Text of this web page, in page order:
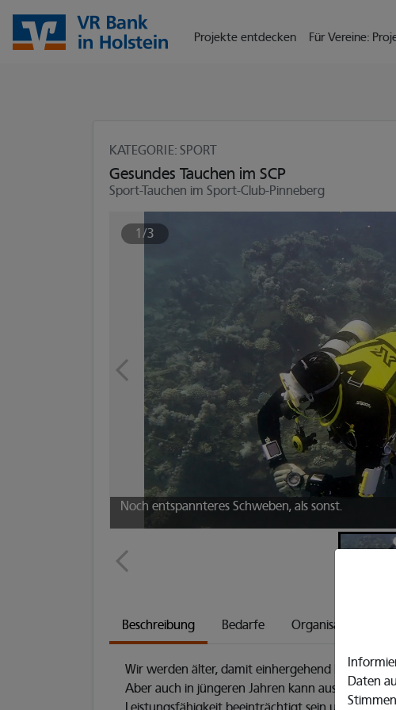
Seite
Daten
Klicken Sie, um die Navigation zu überspringen und zum Hauptteil zu
Projekte entdecken Für Vereine:
KATEGORIE: SPORT
Gesundes Tauchen im SCP
Sport-Tauchen im Sport-Club-Pinneberg
1/3
Noch entspannteres Schweben, als sonst.
Beschreibung Bedarfe Organisation
Wir werden älter, damit einhergehend kann die
Aber auch in jüngeren Jahren kann aus